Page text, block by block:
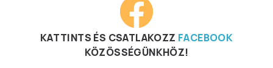
KATTINTS ÉS CSATLAKOZZ FACEBOOK
KÖZÖSSÉGÜNKHÖZ!